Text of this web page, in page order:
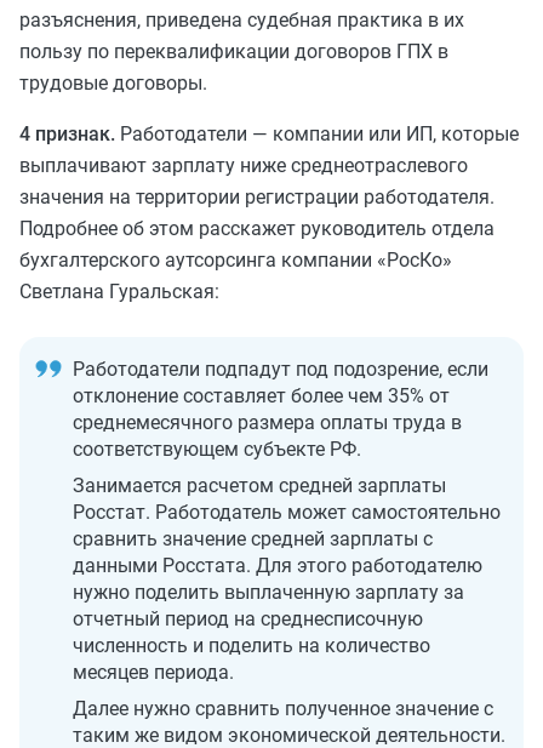
разъяснения, приведена судебная практика в их
пользу по переквалификации договоров ГПХ в
трудовые договоры.
4 признак. Работодатели — компании или ИП, которые
выплачивают зарплату ниже среднеотраслевого
значения на территории регистрации работодателя.
Подробнее об этом расскажет руководитель отдела
бухгалтерского аутсорсинга компании «РосКо»
Светлана Гуральская:
Работодатели подпадут под подозрение, если
отклонение составляет более чем 35% от
среднемесячного размера оплаты труда в
соответствующем субъекте РФ.
Занимается расчетом средней зарплаты
Росстат. Работодатель может самостоятельно
сравнить значение средней зарплаты с
данными Росстата. Для этого работодателю
нужно поделить выплаченную зарплату за
отчетный период на среднесписочную
численность и поделить на количество
месяцев периода.
Далее нужно сравнить полученное значение с
таким же видом экономической деятельности.